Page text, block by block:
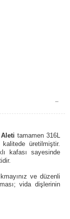
tamamen 316L
üretilmiştir.
kafası sayesinde
ve düzenli
vida dişlerinin